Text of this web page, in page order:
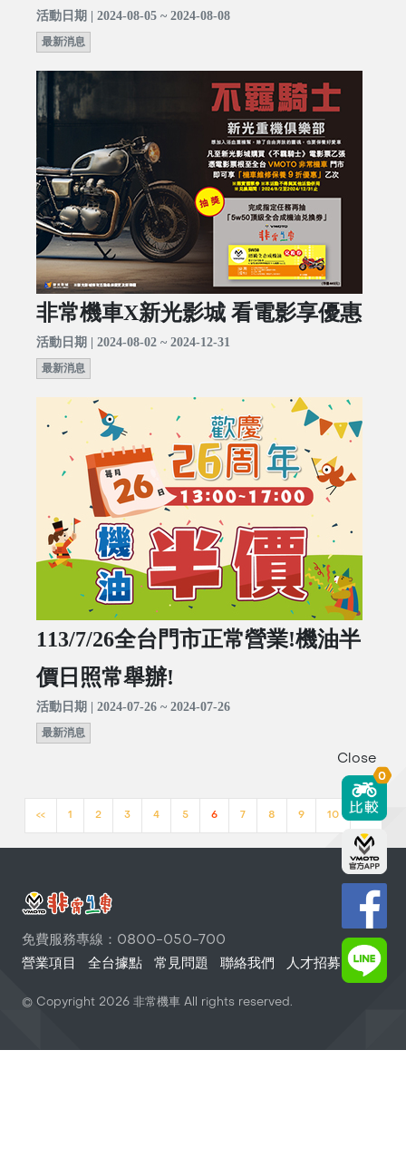
活動日期 | 2024-08-05 ~ 2024-08-08
最新消息
非常機車X新光影城 看電影享優惠
活動日期 | 2024-08-02 ~ 2024-12-31
最新消息
113/7/26全台門市正常營業!機油半
價日照常舉辦!
活動日期 | 2024-07-26 ~ 2024-07-26
最新消息
<< 1 2 3 4 5 6 7 8 9 10 >>
免費服務專線：0800-050-700
營業項目
全台據點 常見問題 聯絡我們 人才招募
© Copyright 2026 非常機車 All rights reserved.
Close
0